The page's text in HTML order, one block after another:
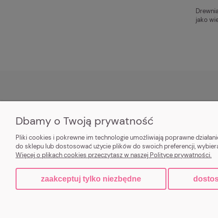
jako
Facebook
Instagram
Kontakt
Dbamy o Twoją prywatność
Pliki cookies i pokrewne im technologie umożliwiają poprawne
do sklepu lub dostosować użycie plików do swoich preferencji,
Więcej o plikach cookies przeczytasz w naszej Polityce prywatności.
zaakceptuj tylko niezbędne